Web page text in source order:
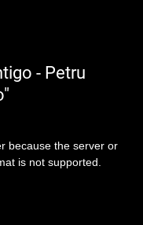
- Petru
because the server or
is not supported.